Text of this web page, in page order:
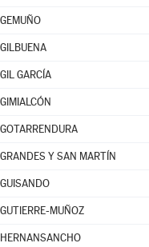
GEMUÑO
GILBUENA
GIL GARCÍA
GIMIALCÓN
GOTARRENDURA
GRANDES Y SAN MARTÍN
GUISANDO
GUTIERRE-MUÑOZ
HERNANSANCHO